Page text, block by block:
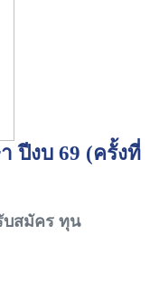
ปีงบ 69 (ครั้งที่
สมัคร ทุน